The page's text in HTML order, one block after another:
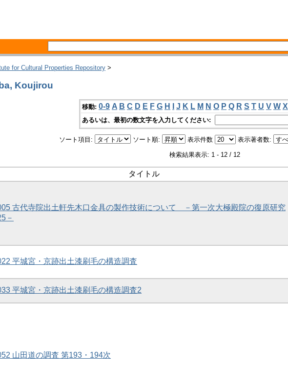
for Cultural Properties Repository >
Koujirou
移動: 0-9 A B C D E F G H J K L M N O P Q R S T U V W X
あるいは、最初の数文字を入力してください:
ソート項目: ソート順: 表示件数 表示著者数:
検索結果表示: 1 - 12 / 12
タイトル
古代寺院出土軒先木口金具の製作技術について －第一次大極殿院の復原研究
－
平城宮・京跡出土漆刷毛の構造調査
平城宮・京跡出土漆刷毛の構造調査2
山田道の調査 第193・194次